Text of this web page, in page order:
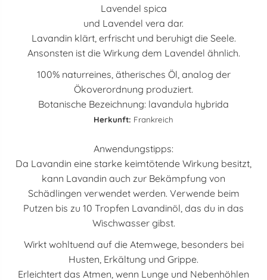
Lavendel spica
und Lavendel vera dar.
Lavandin klärt, erfrischt und beruhigt die Seele.
Ansonsten ist die Wirkung dem Lavendel ähnlich.
100% naturreines, ätherisches Öl, analog der
Ökoverordnung produziert.
Botanische Bezeichnung: lavandula hybrida
Herkunft: Frankreich
Anwendungstipps:
Da Lavandin eine starke keimtötende Wirkung besitzt,
kann Lavandin auch zur Bekämpfung von
Schädlingen verwendet werden. Verwende beim
Putzen bis zu 10 Tropfen Lavandinöl, das du in das
Wischwasser gibst.
Wirkt wohltuend auf die Atemwege, besonders bei
Husten, Erkältung und Grippe.
Erleichtert das Atmen, wenn Lunge und Nebenhöhlen